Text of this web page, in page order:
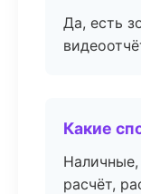
Да, есть
Какие
расчёт,